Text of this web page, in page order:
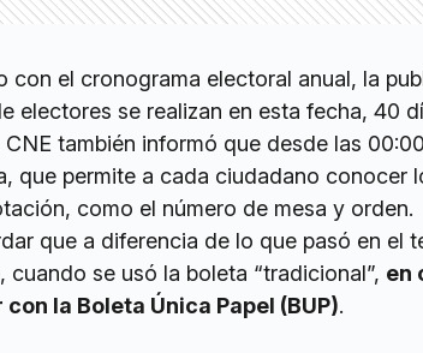
con el cronograma electoral anual, la
electores se realizan en esta fecha, 40
CNE también informó que desde las
que permite a cada ciudadano conocer
como el número de mesa y orden.
que a diferencia de lo que pasó en el
cuando se usó la boleta “tradicional”, en
la Boleta Única Papel (BUP).